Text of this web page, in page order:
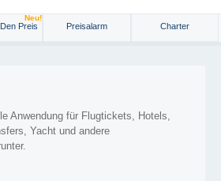
Preis
Neu!
Preisalarm Charter
Anwendung für Flugtickets, Hotels,
Yacht und andere